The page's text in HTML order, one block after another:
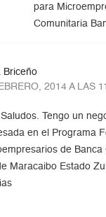
para
Comunitaria
Briceño
2014 A LAS
Saludos. Tengo un
en el Programa
de
Maracaibo Estado